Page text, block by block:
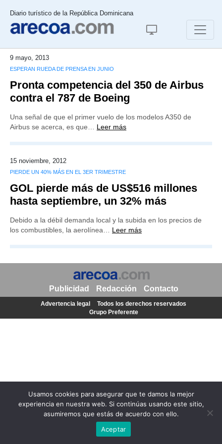
Diario turístico de la República Dominicana
9 mayo, 2013
ESPERAN RUEDA DE PRENSA EN JUNIO
Pronta competencia del 350 de Airbus
contra el 787 de Boeing
Una señal de que el primer vuelo de los modelos A350 de
Airbus se acerca, es que… Leer más
15 noviembre, 2012
PIERDE UN 40% MÁS EN EL 3ER TRIMESTRE
GOL pierde más de US$516 millones
hasta septiembre, un 32% más
Debido a la débil demanda local y la subida en los precios de
los combustibles, la aerolínea… Leer más
Usamos cookies para asegurar que te damos la mejor
experiencia en nuestra web. Si continúas usando este sitio,
asumiremos que estás de acuerdo con ello.
Aceptar
Publicidad Redacción Contacto
Advertencia legal
Todos los derechos reservados
Grupo Preferente